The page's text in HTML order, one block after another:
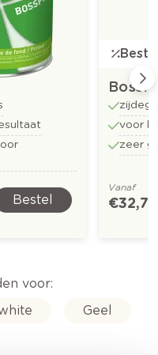
Bestel
voor
zeer
Vanaf
€ 32,73
voor:
Geel